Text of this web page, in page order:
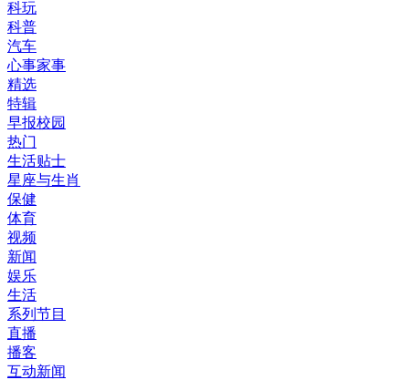
科玩
科普
汽车
心事家事
精选
特辑
早报校园
热门
生活贴士
星座与生肖
保健
体育
视频
新闻
娱乐
生活
系列节目
直播
播客
互动新闻